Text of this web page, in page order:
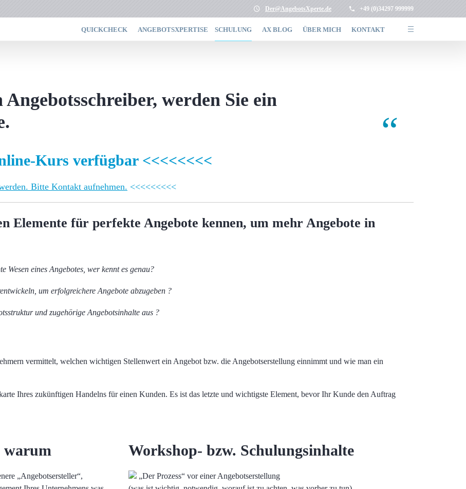
Der@AngebotsXperte.de +49 (0)34297 999999
QUICKCHECK ANGEBOTSXPERTISE SCHULUNG AX BLOG ÜBER MICH KONTAKT
werden Sie ein
Kurs verfügbar<<<<<<<<
Bitte Kontakt aufnehmen. <<<<<<<<<
Elemente für perfekte Angebote kennen, um mehr Angebote in
Wesen eines Angebotes, wer kennt es genau?
um erfolgreichere Angebote abzugeben ?
und zugehörige Angebotsinhalte aus ?
vermittelt, welchen wichtigen Stellenwert ein Angebot bzw. die Angebotserstellung einnimmt und wie man ein
Ihres zukünftigen Handelns für einen Kunden. Es ist das letzte und wichtigste Element, bevor Ihr Kunde den Auftrag
warum
„Angebotsersteller“,
Workshop- bzw. Schulungsinhalte
„Der Prozess“ vor einer Angebotserstellung